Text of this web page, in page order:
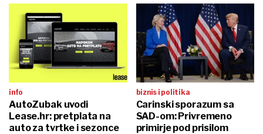
info
AutoZubak uvodi
Lease.hr: pretplata na
auto za tvrtke i sezonce
biznis i politika
Carinski sporazum sa
SAD-om: Privremeno
primirje pod prisilom